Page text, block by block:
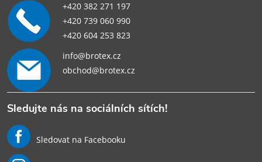
+420 382 271 197
+420 739 060 990
+420 604 253 823
info@brotex.cz
obchod@brotex.cz
Sledujte nás na sociálních sítích!
Sledovat na Facebooku